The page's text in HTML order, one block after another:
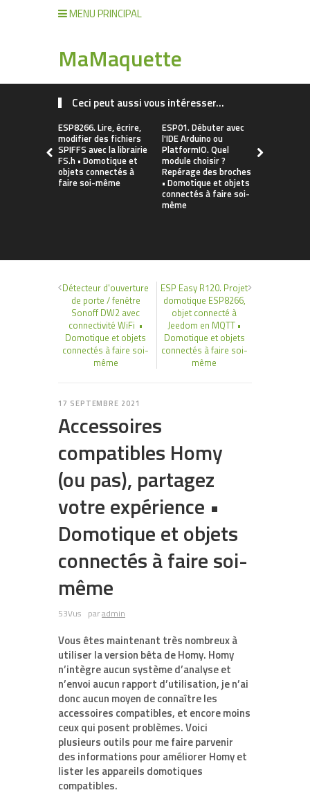
MENU PRINCIPAL
MaMaquette
Ceci peut aussi vous intéresser...
ESP8266. Lire, écrire,
modifier des fichiers
SPIFFS avec la librairie
FS.h • Domotique et
objets connectés à
faire soi-même
ESP01. Débuter avec
l'IDE Arduino ou
PlatformIO. Quel
module choisir ?
Repérage des broches
• Domotique et objets
connectés à faire soi-
même
Détecteur d'ouverture
de porte / fenêtre
Sonoff DW2 avec
connectivité WiFi •
Domotique et objets
connectés à faire soi-
même
ESP Easy R120. Projet
domotique ESP8266,
objet connecté à
Jeedom en MQTT •
Domotique et objets
connectés à faire soi-
même
17 SEPTEMBRE 2021
Accessoires
compatibles Homy
(ou pas), partagez
votre expérience •
Domotique et objets
connectés à faire soi-
même
53Vus paradmin
Vous êtes maintenant très nombreux à
utiliser la version bêta de Homy. Homy
n’intègre aucun système d’analyse et
n’envoi aucun rapport d’utilisation, je n’ai
donc aucun moyen de connaître les
accessoires compatibles, et encore moins
ceux qui posent problèmes. Voici
plusieurs outils pour me faire parvenir
des informations pour améliorer Homy et
lister les appareils domotiques
compatibles.